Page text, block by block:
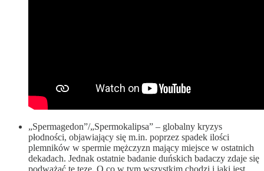
„Spermagedon”/„Spermokalipsa” – globalny kryzys
płodności, objawiający się m.in. poprzez spadek ilości
plemników w spermie mężczyzn mający miejsce w ostatnich
dekadach. Jednak ostatnie badanie duńskich badaczy zdaje się